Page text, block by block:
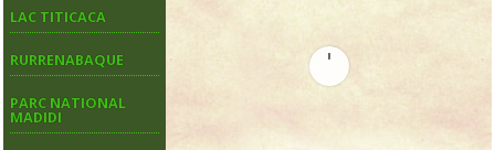
LAC TITICACA
RURRENABAQUE
PARC NATIONAL
MADIDI